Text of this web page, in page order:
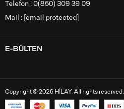
Telefon : 0(850) 309 39 09
Mail : [email protected]
E-BÜLTEN
Copyright © 2026 HİLAY. All rights reserved.